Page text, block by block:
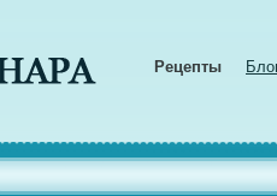
Рецепты